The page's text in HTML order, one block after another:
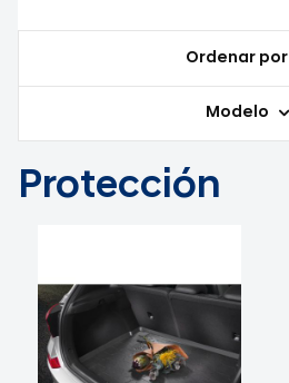
Ordenar por
Modelo
Protección